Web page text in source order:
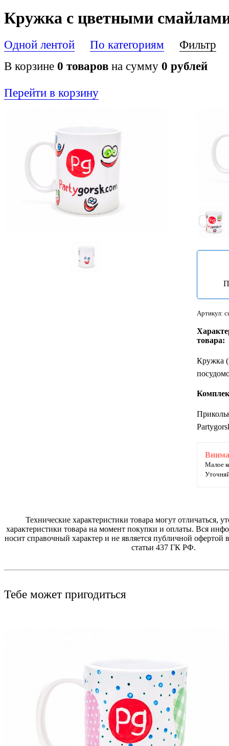
Кружка с цветными
Одной лентой По категориям
Фильтр
В корзине 0 товаров на сумму 0 рублей
Перейти в корзину
Артикул:
товара:
Кружка
Малое
Технические характеристики товара могут отличаться,
характеристики товара на момент покупки и оплаты. Вся
носит справочный характер и не является публичной офертой
статьи 437 ГК РФ.
Тебе может пригодиться